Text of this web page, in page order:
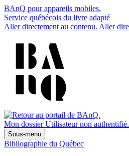
BAnQ pour appareils mobiles.
Service québécois du livre adapté
Aller directement au contenu. Aller
Mon dossier Utilisateur non authentifié.
Sous-menu
Bibliographie du Québec